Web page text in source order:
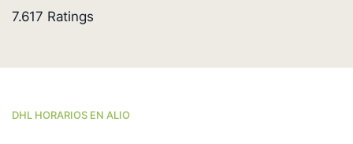
7.617 Ratings
DHL HORARIOS EN ALIO